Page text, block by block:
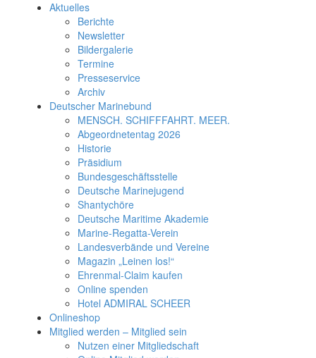
Aktuelles
Berichte
Newsletter
Bildergalerie
Termine
Presseservice
Archiv
Deutscher Marinebund
MENSCH. SCHIFFFAHRT. MEER.
Abgeordnetentag 2026
Historie
Präsidium
Bundesgeschäftsstelle
Deutsche Marinejugend
Shantychöre
Deutsche Maritime Akademie
Marine-Regatta-Verein
Landesverbände und Vereine
Magazin „Leinen los!“
Ehrenmal-Claim kaufen
Online spenden
Hotel ADMIRAL SCHEER
Onlineshop
Mitglied werden – Mitglied sein
Nutzen einer Mitgliedschaft